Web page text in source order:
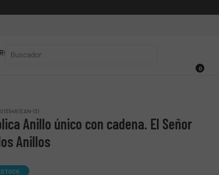
0
🚀
(EAN-13)
Anillo único con cadena. El Señor
Anillos
STOCK